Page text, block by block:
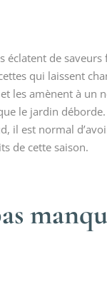
éclatent de
qui laissent
les amènent à un
le jardin
il est normal
de cette saison.